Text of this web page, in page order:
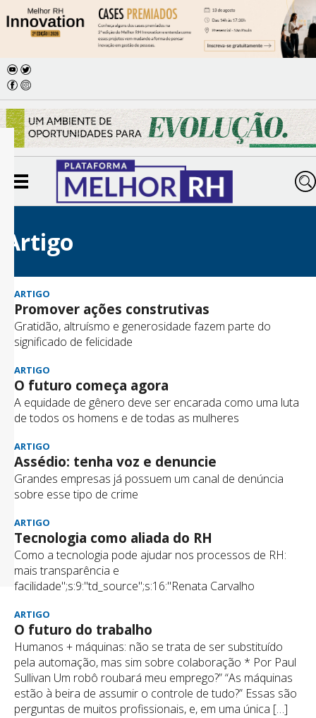
Artigo
ARTIGO
Promover ações construtivas
Gratidão, altruísmo e generosidade fazem parte do
significado de felicidade
ARTIGO
O futuro começa agora
A equidade de gênero deve ser encarada como uma luta
de todos os homens e de todas as mulheres
ARTIGO
Assédio: tenha voz e denuncie
Grandes empresas já possuem um canal de denúncia
sobre esse tipo de crime
ARTIGO
Tecnologia como aliada do RH
Como a tecnologia pode ajudar nos processos de RH:
mais transparência e
facilidade";s:9:"td_source";s:16:"Renata Carvalho
ARTIGO
O futuro do trabalho
Humanos + máquinas: não se trata de ser substituído
pela automação, mas sim sobre colaboração * Por Paul
Sullivan Um robô roubará meu emprego?” “As máquinas
estão à beira de assumir o controle de tudo?” Essas são
perguntas de muitos profissionais, e, em uma única […]